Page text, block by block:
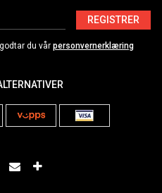
REGISTRER
du vår personvernerklæring